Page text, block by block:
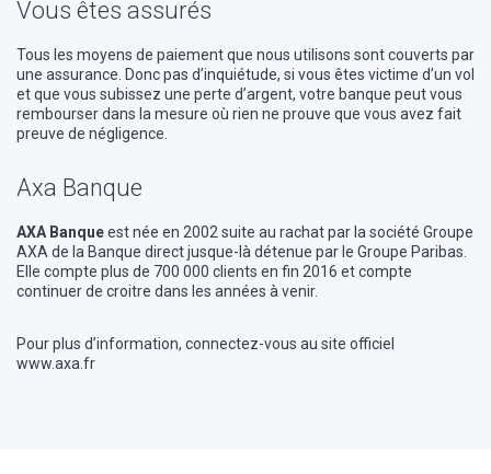
Vous êtes assurés
Tous les moyens de paiement que nous utilisons sont couverts par
une assurance. Donc pas d’inquiétude, si vous êtes victime d’un vol
et que vous subissez une perte d’argent, votre banque peut vous
rembourser dans la mesure où rien ne prouve que vous avez fait
preuve de négligence.
Axa Banque
AXA Banqueest née en 2002 suite au rachat par la société Groupe
AXA de la Banque direct jusque-là détenue par le Groupe Paribas.
Elle compte plus de 700 000 clients en fin 2016 et compte
continuer de croitre dans les années à venir.
Pour plus d’information, connectez-vous au site officiel
www.axa.fr